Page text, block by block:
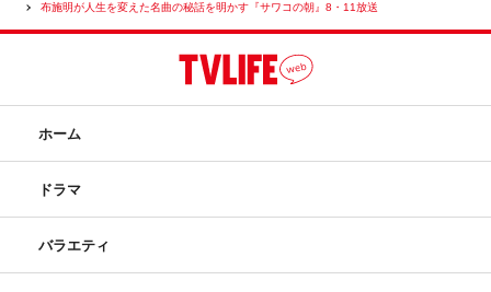
布施明が人生を変えた名曲の秘話を明かす『サワコの朝』8・11放送
ホーム
ドラマ
バラエティ